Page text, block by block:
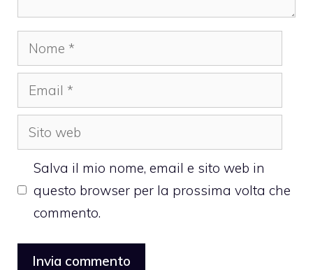
Nome
Email
Sito
web
Salva il mio nome, email e sito web in
questo browser per la prossima volta che
commento.